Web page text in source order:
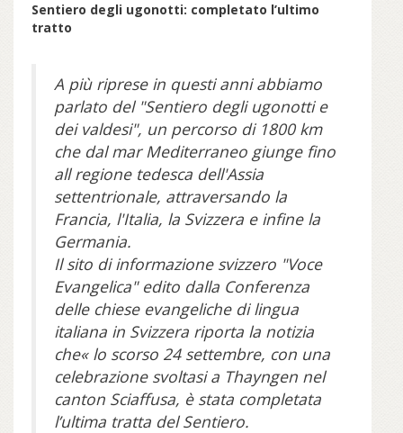
Sentiero degli ugonotti: completato l’ultimo
tratto
A più riprese in questi anni abbiamo
parlato del "Sentiero degli ugonotti e
dei valdesi", un percorso di 1800 km
che dal mar Mediterraneo giunge fino
all regione tedesca dell'Assia
settentrionale, attraversando la
Francia, l'Italia, la Svizzera e infine la
Germania.
Il sito di informazione svizzero "Voce
Evangelica" edito dalla Conferenza
delle chiese evangeliche di lingua
italiana in Svizzera riporta la notizia
che« lo scorso 24 settembre, con una
celebrazione svoltasi a Thayngen nel
canton Sciaffusa, è stata completata
l’ultima tratta del Sentiero.